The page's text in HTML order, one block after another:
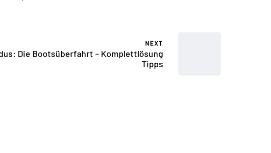
NEXT
Die Bootsüberfahrt – Komplettlösung
Tipps